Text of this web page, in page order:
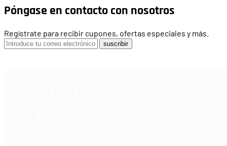
Póngase en contacto con nosotros
Regístrate para recibir cupones, ofertas especiales y más.
suscribir